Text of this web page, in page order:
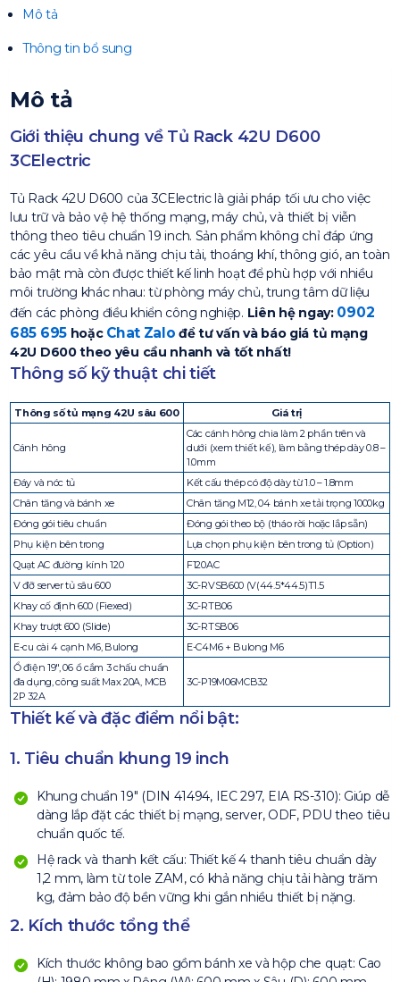
Mô tả
Thông tin bổ sung
Mô tả
Giới thiệu chung về Tủ Rack 42U D600
3CElectric
Tủ Rack 42U D600 của 3CElectric là giải pháp tối ưu cho việc
lưu trữ và bảo vệ hệ thống mạng, máy chủ, và thiết bị viễn
thông theo tiêu chuẩn 19 inch. Sản phẩm không chỉ đáp ứng
các yêu cầu về khả năng chịu tải, thoáng khí, thông gió, an toàn
bảo mật mà còn được thiết kế linh hoạt để phù hợp với nhiều
môi trường khác nhau: từ phòng máy chủ, trung tâm dữ liệu
đến các phòng điều khiển công nghiệp. Liên hệ ngay: 0902
685 695hoặc Chat Zalo để tư vấn và báo giá tủ mạng
42U D600 theo yêu cầu nhanh và tốt nhất!
Thông số kỹ thuật chi tiết
Thông số tủ mạng 42U sâu 600 Giá trị
Cánh hông
Các cánh hông chia làm 2 phần trên và
dưới (xem thiết kế), làm bằng thép dày 0.8 –
1.0mm
Đáy và nóc tủ
Kết cấu thép có độ dày từ 1.0 – 1.8mm
Chân tăng và bánh xe
Chân tăng M12, 04 bánh xe tải trọng 1000kg
Đóng gói tiêu chuẩn
Đóng gói theo bộ (tháo rời hoặc lắp sẵn)
Phụ kiện bên trong
Lựa chọn phụ kiện bên trong tủ (Option)
Quạt AC đường kính 120
F120AC
V đỡ server tủ sâu 600
3C-RVSB600 (V(44.5*44.5)T1.5
Khay cố định 600 (Fiexed)
3C-RTB06
Khay trượt 600 (Slide)
3C-RTSB06
E-cu cài 4 cạnh M6, Bulong
E-C4M6 + Bulong M6
Ổ điện 19″, 06 ổ cắm 3 chấu chuẩn
đa dụng, công suất Max 20A, MCB
2P 32A
3C-P19M06MCB32
Thiết kế và đặc điểm nổi bật:
1. Tiêu chuẩn khung 19 inch
Khung chuẩn 19″ (DIN 41494, IEC 297, EIA RS-310): Giúp dễ
dàng lắp đặt các thiết bị mạng, server, ODF, PDU theo tiêu
chuẩn quốc tế.
Hệ rack và thanh kết cấu: Thiết kế 4 thanh tiêu chuẩn dày
1,2 mm, làm từ tole ZAM, có khả năng chịu tải hàng trăm
kg, đảm bảo độ bền vững khi gắn nhiều thiết bị nặng.
2. Kích thước tổng thể
Kích thước không bao gồm bánh xe và hộp che quạt: Cao